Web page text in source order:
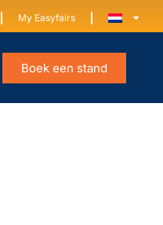
My Easyfairs
Boek een stand